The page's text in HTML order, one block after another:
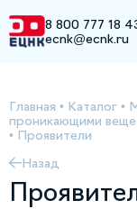
8 800 777 18
ecnk@ecnk.ru
Главная • Каталог •
проникающими
• Проявители
Назад